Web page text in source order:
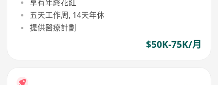
享有年終花紅
五天工作周, 14天年休
提供醫療計劃
$50K-75K/月